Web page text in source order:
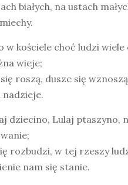
białych, na ustach
w kościele choć ludzi wiele
wieje;
roszą, dusze się
nadzieje.
dziecino, Lulaj ptaszyno,
rozbudzi, w tej rzeszy
nam się stanie.